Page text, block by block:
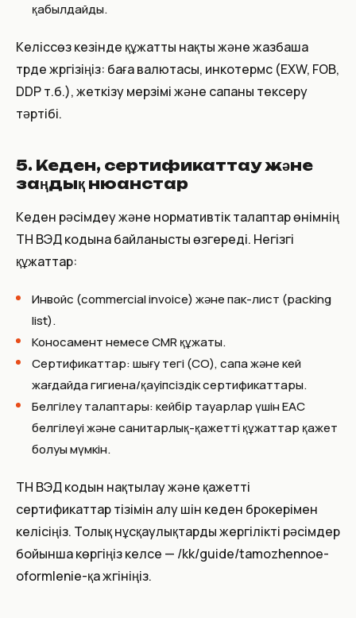
қабылдайды.
Келіссөз кезінде құжатты нақты және жазбаша
түрде жүргізіңіз: баға валютасы, инкотермс (EXW, FOB,
DDP т.б.), жеткізу мерзімі және сапаны тексеру
тәртібі.
5. Кеден, сертификаттау және
заңдық нюанстар
Кеден рәсімдеу және нормативтік талаптар өнімнің
ТН ВЭД кодына байланысты өзгереді. Негізгі
құжаттар:
Инвойс (commercial invoice) және пак-лист (packing
list).
Коносамент немесе CMR құжаты.
Сертификаттар: шығу тегі (CO), сапа және кей
жағдайда гигиена/қауіпсіздік сертификаттары.
Белгілеу талаптары: кейбір тауарлар үшін EAC
белгілеуі және санитарлық-қажетті құжаттар қажет
болуы мүмкін.
ТН ВЭД кодын нақтылау және қажетті
сертификаттар тізімін алу үшін кеден брокерімен
келісіңіз. Толық нұсқаулықтарды жергілікті рәсімдер
бойынша көргіңіз келсе — /kk/guide/tamozhennoe-
oformlenie-қа жүгініңіз.